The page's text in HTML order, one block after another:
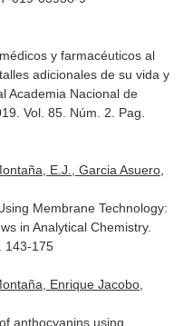
y farmacéuticos al
adicionales de su vida y
Academia Nacional de
Vol. 85. Núm. 2. Pag.
E.J., Garcia Asuero,
Membrane Technology:
in Analytical Chemistry.
143-175
Enrique Jacobo,
anthocyanins using